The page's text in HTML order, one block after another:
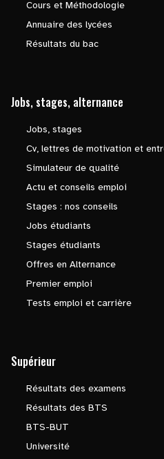
Cours et Méthodologie
Annuaire des lycées
Résultats du bac
Jobs, stages, alternance
Jobs, stages
Cv, lettres de motivation et
Simulateur de qualité
Actu et conseils emploi
Stages : nos conseils
Jobs étudiants
Stages étudiants
Offres en Alternance
Premier emploi
Tests emploi et carrière
Supérieur
Résultats des examens
Résultats des BTS
BTS-BUT
Université